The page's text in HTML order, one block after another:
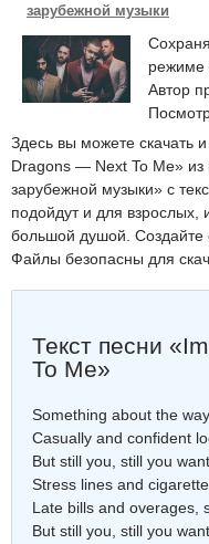
зарубежной музыки
режиме
Автор
Здесь вы можете скачать
Dragons — Next To Me»
зарубежной музыки» с
подойдут и для
большой душой. Создайте
Файлы безопасны для
Текст песни
To Me»
Something about the
Casually and confident
But still you, still you
Stress lines and
Late bills and overages,
But still you, still you